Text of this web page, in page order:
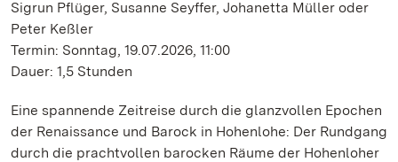
Sigrun Pflüger, Susanne Seyffer, Johanetta Müller oder
Peter Keßler
Termin: Sonntag, 19.07.2026, 11:00
Dauer: 1,5 Stunden
Eine spannende Zeitreise durch die glanzvollen Epochen
der Renaissance und Barock in Hohenlohe: Der Rundgang
durch die prachtvollen barocken Räume der Hohenloher